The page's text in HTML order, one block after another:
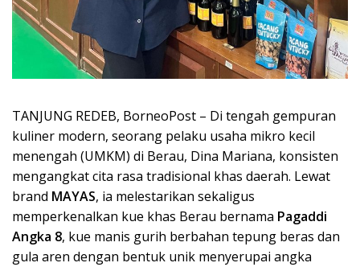
TANJUNG REDEB, BorneoPost – Di tengah gempuran
kuliner modern, seorang pelaku usaha mikro kecil
menengah (UMKM) di Berau, Dina Mariana, konsisten
mengangkat cita rasa tradisional khas daerah. Lewat
brand MAYAS, ia melestarikan sekaligus
memperkenalkan kue khas Berau bernama Pagaddi
Angka 8, kue manis gurih berbahan tepung beras dan
gula aren dengan bentuk unik menyerupai angka